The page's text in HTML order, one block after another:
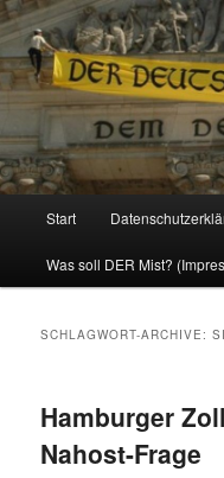
Reizzentrum
Politik, Wirtschaft, Soziales
Zum
Inhalt
Zum
sekundären
Start
Was soll DER Mist?
SCHLAGWORT-ARCHIVE:
Hamburger
Nahost-Frage